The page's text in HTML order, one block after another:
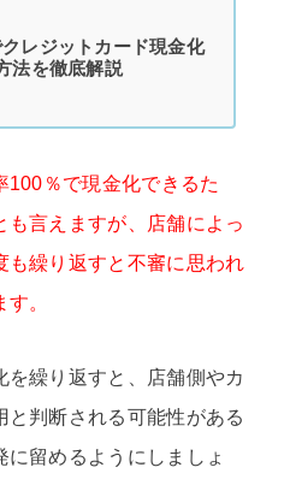
レジットカード現金化
法を徹底解説
100％で現金化できるた
言えますが、店舗によっ
も繰り返すと不審に思われ
。
繰り返すと、店舗側やカ
判断される可能性がある
留めるようにしましょ